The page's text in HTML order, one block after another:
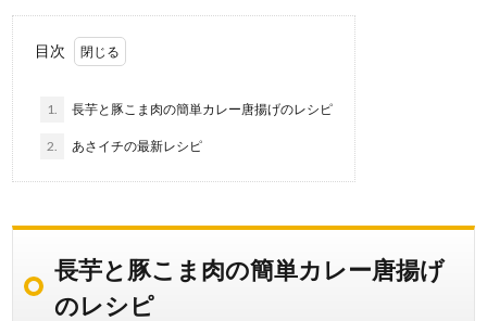
目次
1. 長芋と豚こま肉の簡単カレー唐揚げのレシピ
2. あさイチの最新レシピ
長芋と豚こま肉の簡単カレー唐揚げ
のレシピ